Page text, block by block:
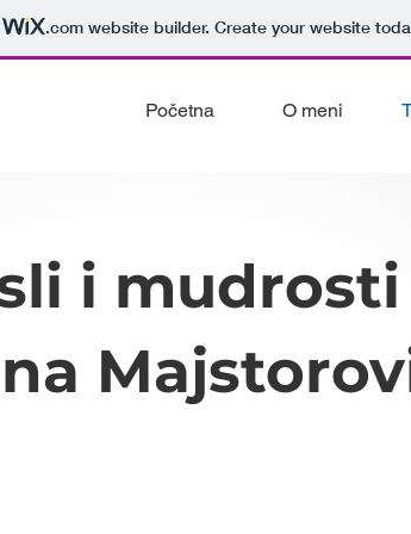
.comwebsite builder. Create your website
Početna O meni
i mudrosti